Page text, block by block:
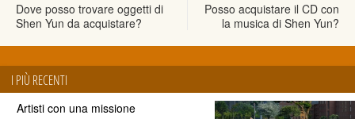
Dove posso trovare oggetti di
Shen Yun da acquistare?
Posso acquistare il CD con
la musica di Shen Yun?
I PIÙ RECENTI
Artisti con una missione